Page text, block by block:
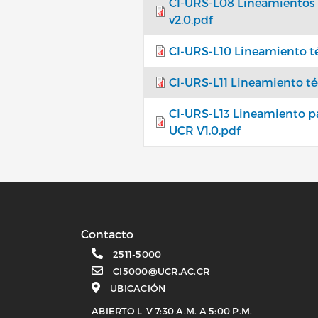
v2.0.pdf
CI-URS-L10 Lineamiento
CI-URS-L11 Lineamiento
CI-URS-L13 Lineamiento
UCR V1.0.pdf
Contacto
2511-5000
CI5000@UCR.AC.CR
UBICACIÓN
ABIERTO L-V 7:30 A.M. A 5:00 P.M.